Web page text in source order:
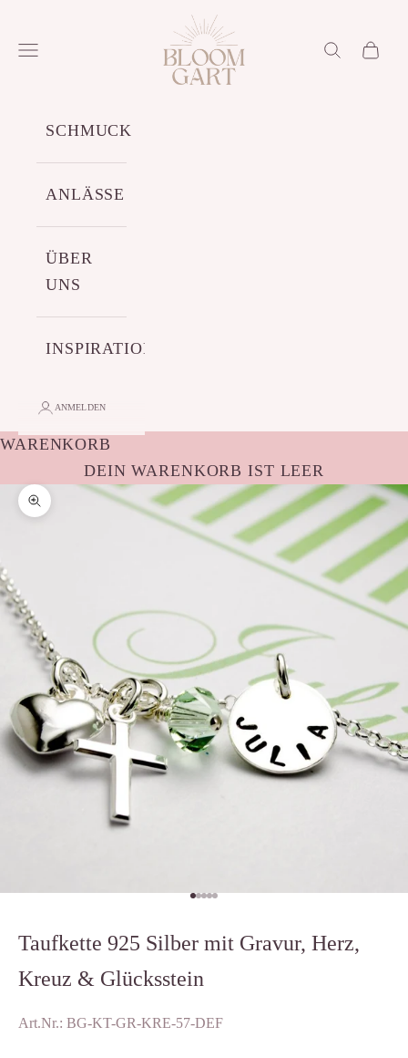
Bloomgart
Menü
Suchen
SCHMUCK
ANLÄSSE
ÜBER
UNS
INSPIRATIONEN
ANMELDEN
WARENKORB
DEIN WARENKORB IST LEER
Bild vergrößern
Gehe zu Element 1
Gehe zu Element 2
Gehe zu Element 3
Gehe zu Element 4
Gehe zu Element 5
Taufkette 925 Silber mit Gravur, Herz,
Kreuz & Glücksstein
Art.Nr.: BG-KT-GR-KRE-57-DEF